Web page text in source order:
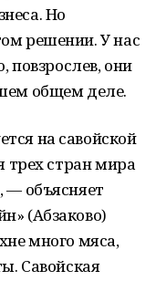
Но
решении. У нас
повзрослев, они
общем деле.
на савойской
трех стран мира
— объясняет
(Абзаково)
много мяса,
Савойская